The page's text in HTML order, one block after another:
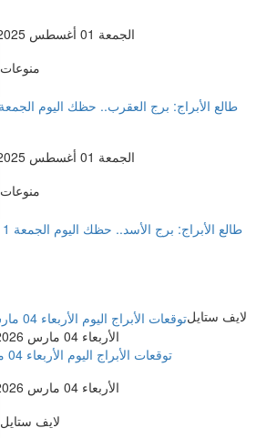
الجمعة 01 أغسطس 2025 12:42 صباحاً
منوعات
الجمعة 01 أغسطس 2025 12:42 صباحاً
منوعات
لايف ستايل
الأربعاء 04 مارس 2026 12:10 مساءً
توقعات الأبراج اليوم الأربعاء 04 مارس / أذار 2026
الأربعاء 04 مارس 2026 12:10 مساءً
لايف ستايل